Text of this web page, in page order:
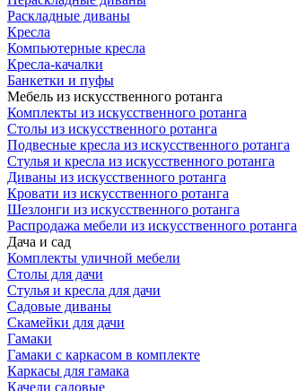
Раскладные диваны
Кресла
Компьютерные кресла
Кресла-качалки
Банкетки и пуфы
Мебель из искусственного ротанга
Комплекты из искусственного ротанга
Столы из искусственного ротанга
Подвесные кресла из искусственного ротанга
Стулья и кресла из искусственного ротанга
Диваны из искусственного ротанга
Кровати из искусственного ротанга
Шезлонги из искусственного ротанга
Распродажа мебели из искусственного ротанга
Дача и сад
Комплекты уличной мебели
Столы для дачи
Стулья и кресла для дачи
Садовые диваны
Скамейки для дачи
Гамаки
Гамаки с каркасом в комплекте
Каркасы для гамака
Качели садовые